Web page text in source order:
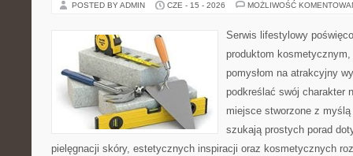
POSTED BY ADMIN CZE - 15 - 2026 MOŻLIWOŚĆ
Serwis lifestylowy
produktom
pomysłom na atrakcyjny
podkreślać swój charakter
miejsce stworzone z
szukają prostych porad
pielęgnacji skóry, estetycznych inspiracji oraz kosmetycznych